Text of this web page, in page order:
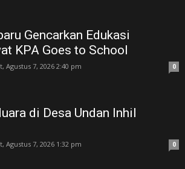
Gencarkan Edukasi
KPA Goes to School
Agustus 7, 2026 2:40 pm 0
di Desa Undan Inhil
Agustus 7, 2026 1:32 pm 0